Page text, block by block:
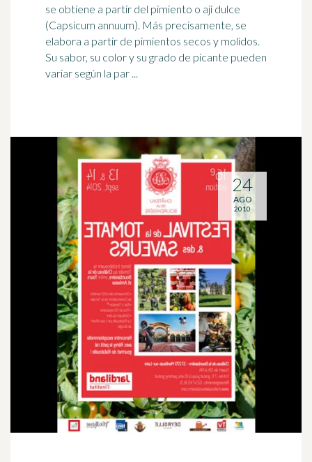
se obtiene a partir del pimiento o ají dulce
(Capsicum annuum). Más precisamente, se
elabora a partir de pimientos secos y molidos.
Su sabor, su color y su grado de picante pueden
variar según la par ...
24
AGO
2010